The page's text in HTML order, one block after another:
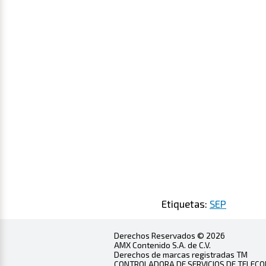
Etiquetas: SEP
Derechos Reservados © 2026
AMX Contenido S.A. de C.V.
Derechos de marcas registradas TM